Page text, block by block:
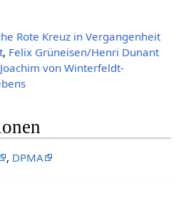
Rote Kreuz in Vergangenheit
, Felix Grüneisen/Henri Dunant
Joachim von Winterfeldt-
, DPMA